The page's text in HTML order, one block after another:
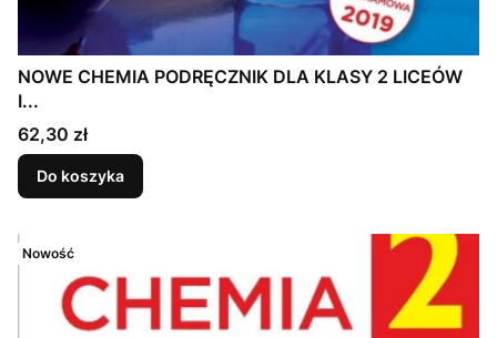
NOWE CHEMIA PODRĘCZNIK DLA KLASY 2 LICEÓW
I...
Cena
62,30 zł
Do koszyka
Nowość